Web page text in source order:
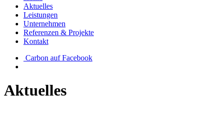
Aktuelles
Leistungen
Unternehmen
Referenzen & Projekte
Kontakt
Carbon auf Facebook
Aktuelles